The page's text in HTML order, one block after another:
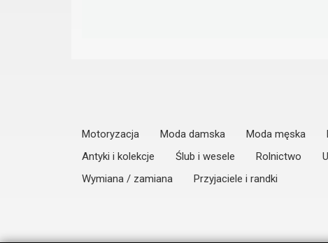
Motoryzacja Moda damska Moda męska
Antyki i kolekcje
Ślub i wesele Rolnictwo
Wymiana / zamiana
Przyjaciele i randki